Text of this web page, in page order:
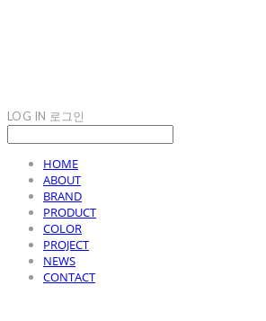
LOG IN 로그인
HOME
ABOUT
BRAND
PRODUCT
COLOR
PROJECT
NEWS
CONTACT